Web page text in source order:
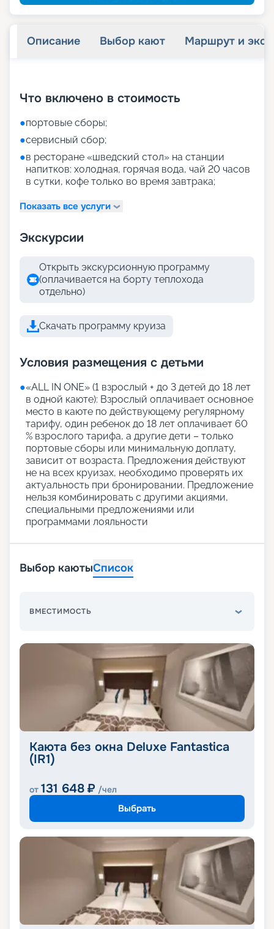
Описание Выбор кают Маршрут и
Что включено в стоимость
●портовые сборы;
●сервисный сбор;
●в ресторане «шведский стол» на станции
напитков: холодная, горячая вода, чай 20 часов
в сутки, кофе только во время завтрака;
Показать все услуги
Экскурсии
Открыть экскурсионную программу
(оплачивается на борту теплохода
отдельно)
Скачать программу круиза
Условия размещения с детьми
●«АLL IN ONE» (1 взрослый + до 3 детей до 18 лет
в одной каюте): Взрослый оплачивает основное
место в каюте по действующему регулярному
тарифу, один ребенок до 18 лет оплачивает 60
% взрослого тарифа, а другие дети – только
портовые сборы или минимальную доплату,
зависит от возраста. Предложения действуют
не на всех круизах, необходимо проверять их
актуальность при бронировании. Предложение
нельзя комбинировать с другими акциями,
специальными предложениями или
программами лояльности
Выбор каютыСписок
ВМЕСТИМОСТЬ
Каюта без окна Deluxe Fantastica
(IR1)
от 131 648 ₽ /чел
Выбрать